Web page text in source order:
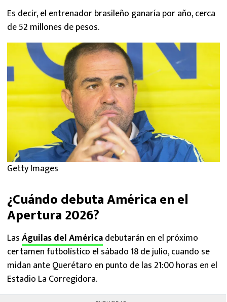
Es decir, el entrenador brasileño ganaría por año, cerca
de 52 millones de pesos.
Getty Images
¿Cuándo debuta América en el
Apertura 2026?
LasÁguilas del Américadebutarán en el próximo
certamen futbolístico el sábado 18 de julio, cuando se
midan ante Querétaro en punto de las 21:00 horas en el
Estadio La Corregidora.